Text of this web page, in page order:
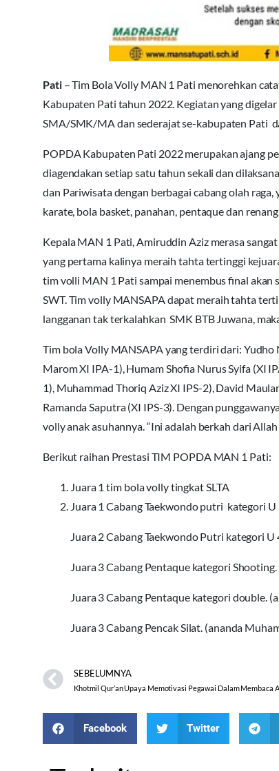
Pati– Tim Bola Volly MAN 1 Pati menorehkan
Kabupaten Pati tahun 2022. Kegiatan yang
SMA/SMK/MA dan sederajat se-kabupaten Pati
POPDA Kabupaten Pati 2022 merupakan ajang
diagendakan setiap satu tahun sekali dan
dan Pariwisata dengan berbagai cabang olah
karate, bola basket, panahan, pentaque dan
Kepala MAN 1 Pati, Amiruddin Aziz merasa
yang pertama kalinya meraih tahta tertinggi
tim volli MAN 1 Pati sampai menembus final akan
SWT. Tim volly MANSAPA dapat meraih tahta
langganan tak terkalahkan SMK BTB Juwana,
Tim bola Volly MANSAPA yang terdiri dari:
Marom XI IPA-1), Humam Shofia Nurus Syifa (XI
1), Muhammad Thoriq Aziz XI IPS-2), David
Ramanda Saputra (XI IPS-3). Dengan
volly anak asuhannya. “Ini adalah berkah dari Allah
Berikut raihan Prestasi TIM POPDA MAN 1 Pati:
Juara 1 tim bola volly tingkat SLTA
Juara 1 Cabang Taekwondo putri kategori
Juara 2 Cabang Taekwondo Putri kategori
Juara 3 Cabang Pentaque kategori
Juara 3 Cabang Pentaque kategori double.
Juara 3 Cabang Pencak Silat. (ananda
SEBELUMNYA
Khotmil Qur’an Upaya Memotivasi Pegawai Dalam Membaca
Facebook Twitter